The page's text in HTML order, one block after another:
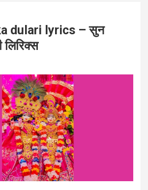
dulari lyrics – सुन
लिरिक्स